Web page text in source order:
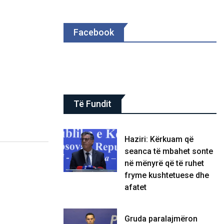
Facebook
Të Fundit
Haziri: Kërkuam që
seanca të mbahet sonte
në mënyrë që të ruhet
fryme kushtetuese dhe
afatet
Gruda paralajmëron